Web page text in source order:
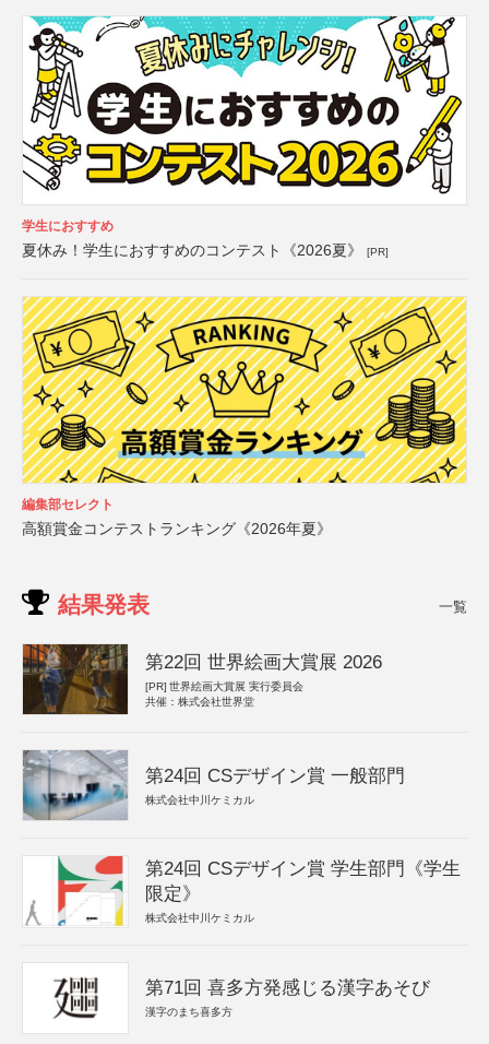
学生におすすめ
夏休み！学生におすすめのコンテスト《2026夏》 [PR]
編集部セレクト
高額賞金コンテストランキング《2026年夏》
結果発表 一覧
第22回 世界絵画大賞展 2026
[PR] 世界絵画大賞展 実行委員会
共催：株式会社世界堂
第24回 CSデザイン賞 一般部門
株式会社中川ケミカル
第24回 CSデザイン賞 学生部門《学生
限定》
株式会社中川ケミカル
第71回 喜多方発感じる漢字あそび
漢字のまち喜多方